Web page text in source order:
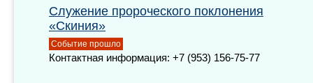
Служение пророческого поклонения
«Скиния»
Событие прошло
Контактная информация: +7 (953) 156-75-77